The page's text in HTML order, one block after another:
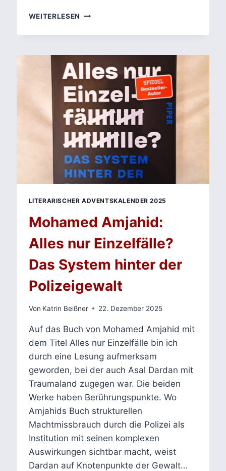
WEITERLESEN GRENZEN
ERKENNTNIS:
WIR
WISSEN
KÖNNEN ALS
LITERARISCHE
REFLEXION
ÜBER
WAHRHEIT
UND
ÜBERLIEFERUNG
LITERARISCHER ADVENTSKALENDER 2025
Mohamed Amjahid:
Alles nur Einzelfälle?
Das System hinter der
Polizeigewalt
Von Katrin Beißner 22. Dezember 2025
Auf das Buch von Mohamed Amjahid mit
dem Titel Alles nur Einzelfälle bin ich
durch eine Lesung aufmerksam
geworden, bei der auch Asal Dardan mit
Traumaland zugegen war. Die beiden
Werke haben Berührungspunkte. Wo
Amjahids Buch strukturellen
Machtmissbrauch durch die Polizei als
Institution mit seinen komplexen
Auswirkungen sichtbar macht, weist
Dardan auf Knotenpunkte der Gewalt…